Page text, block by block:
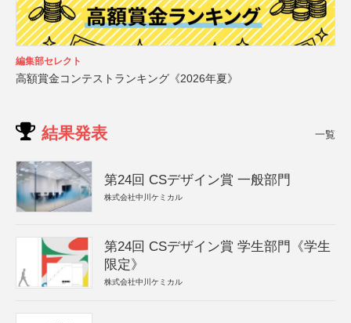
編集部セレクト
高額賞金コンテストランキング《2026年夏》
結果発表 一覧
第24回 CSデザイン賞 一般部門
株式会社中川ケミカル
第24回 CSデザイン賞 学生部門《学生
限定》
株式会社中川ケミカル